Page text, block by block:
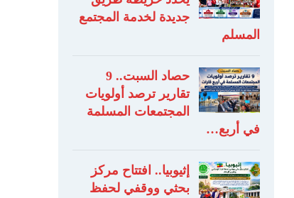
جديدة لخدمة المجتمع
المسلم
حصاد السبت.. 9
تقارير ترصد أولويات
المجتمعات المسلمة
في أربع…
إثيوبيا.. افتتاح مركز
بحثي ووقفي لحفظ